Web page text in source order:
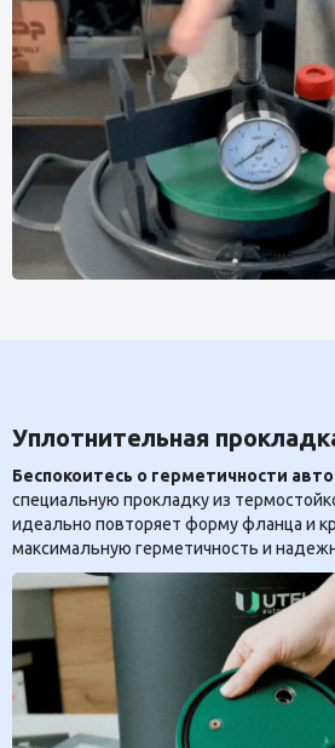
Уплотнительная
Беспокоитесь о герметичности
специальную прокладку из
идеально повторяет форму фланца и
максимальную герметичность и